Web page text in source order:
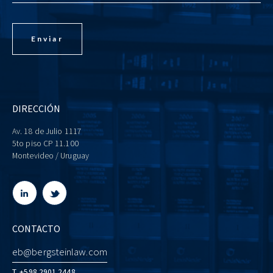
DIRECCIÓN
Av. 18 de Julio 1117
5to piso CP 11.100
Montevideo / Uruguay
CONTACTO
eb@bergsteinlaw.com